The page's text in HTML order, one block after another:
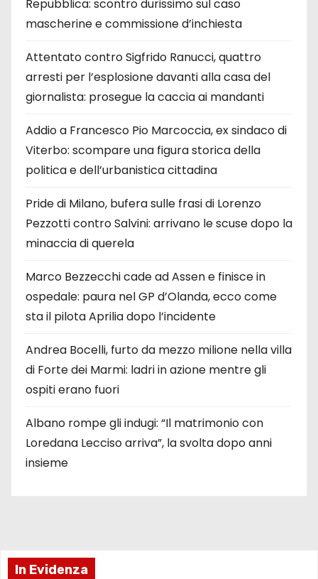
Repubblica: scontro durissimo sul caso
mascherine e commissione d’inchiesta
Attentato contro Sigfrido Ranucci, quattro
arresti per l’esplosione davanti alla casa del
giornalista: prosegue la caccia ai mandanti
Addio a Francesco Pio Marcoccia, ex sindaco di
Viterbo: scompare una figura storica della
politica e dell’urbanistica cittadina
Pride di Milano, bufera sulle frasi di Lorenzo
Pezzotti contro Salvini: arrivano le scuse dopo la
minaccia di querela
Marco Bezzecchi cade ad Assen e finisce in
ospedale: paura nel GP d’Olanda, ecco come
sta il pilota Aprilia dopo l’incidente
Andrea Bocelli, furto da mezzo milione nella villa
di Forte dei Marmi: ladri in azione mentre gli
ospiti erano fuori
Albano rompe gli indugi: “Il matrimonio con
Loredana Lecciso arriva”, la svolta dopo anni
insieme
In Evidenza